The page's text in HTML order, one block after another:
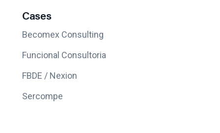
Cases
Becomex Consulting
Funcional Consultoria
FBDE / Nexion
Sercompe